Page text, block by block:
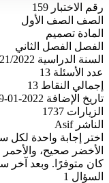
رقم الاختبار 159
الصف
الصف الأول
المادة تصميم
الفصل
الفصل الثاني
السنة الدراسية 2022
عدد الأسئلة 13
إجمالي النقاط 13
تاريخ الإضافة 2022-01-29
الزيارات 1737
الناشر Asif
اختر إجابة واحدة لكل
الأخضر صحيح،
كان متوفرًا. وبعد آخر
السؤال 1